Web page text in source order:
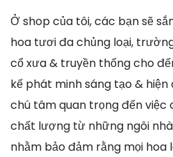
Ở shop của tôi, các bạn sẽ
hoa tươi đa chủng loại,
cổ xưa & truyền thống cho
kế phát minh sáng tạo & hiện
chú tâm quan trọng đến việc
chất lượng từ những ngôi
nhằm bảo đảm rằng mọi hoa